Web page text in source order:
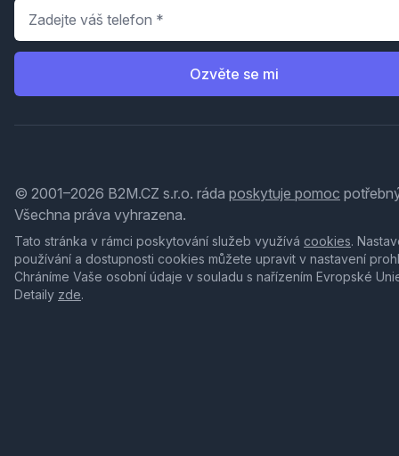
Telefon
Ozvěte se mi
© 2001–2026 B2M.CZ s.r.o. ráda poskytuje pomoc
Všechna práva vyhrazena.
Tato stránka v rámci poskytování služeb využívá cookies.
používání a dostupnosti cookies můžete upravit v nastavení
Chráníme Vaše osobní údaje v souladu s nařízením Evropské
Detaily zde.